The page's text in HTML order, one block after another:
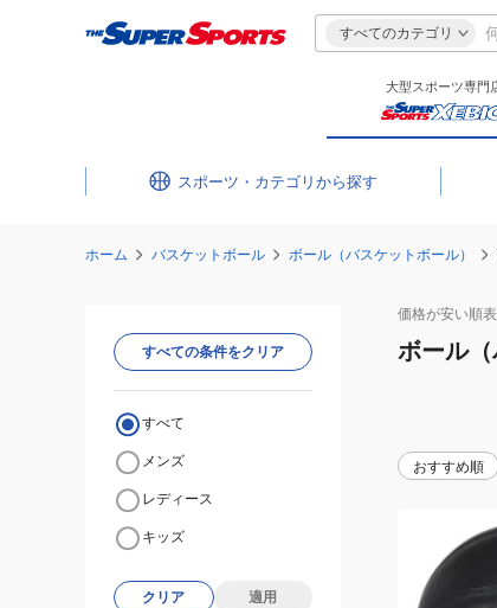
すべてのカテゴリ
大型スポーツ専門
スポーツ・カテゴリ
ホーム バスケットボール ボール（バスケットボール）
価格が安い順
ボール（
おすすめ順
すべての条件をクリア
すべて
メンズ
レディース
キッズ
クリア 適用